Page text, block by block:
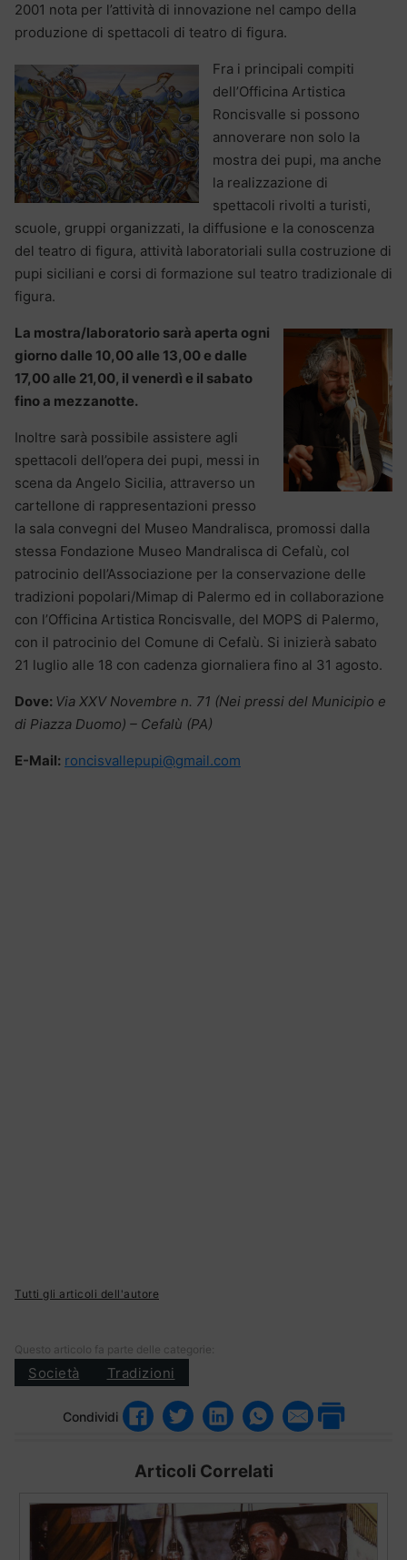
2001 nota per l’attività di innovazione nel campo della
produzione di spettacoli di teatro di figura.
Fra i principali compiti
dell’Officina Artistica
Roncisvalle si possono
annoverare non solo la
mostra dei pupi, ma anche
la realizzazione di
spettacoli rivolti a turisti,
scuole, gruppi organizzati, la diffusione e la conoscenza
del teatro di figura, attività laboratoriali sulla costruzione di
pupi siciliani e corsi di formazione sul teatro tradizionale di
figura.
La mostra/laboratorio sarà aperta ogni
giorno dalle 10,00 alle 13,00 e dalle
17,00 alle 21,00, il venerdì e il sabato
fino a mezzanotte.
Inoltre sarà possibile assistere agli
spettacoli dell’opera dei pupi, messi in
scena da Angelo Sicilia, attraverso un
cartellone di rappresentazioni presso
la sala convegni del Museo Mandralisca, promossi dalla
stessa Fondazione Museo Mandralisca di Cefalù, col
patrocinio dell’Associazione per la conservazione delle
tradizioni popolari/Mimap di Palermo ed in collaborazione
con l’Officina Artistica Roncisvalle, del MOPS di Palermo,
con il patrocinio del Comune di Cefalù. Si inizierà sabato
21 luglio alle 18 con cadenza giornaliera fino al 31 agosto.
Dove: Via XXV Novembre n. 71 (Nei pressi del Municipio e
di Piazza Duomo) – Cefalù (PA)
E-Mail: roncisvallepupi@gmail.com
Tutti gli articoli dell'autore
Questo articolo fa parte delle categorie:
Società Tradizioni
Condividi
Articoli Correlati